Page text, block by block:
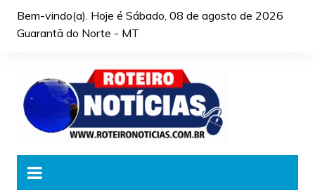
Bem-vindo(a). Hoje é Sábado, 08 de agosto de 2026
Guarantã do Norte - MT